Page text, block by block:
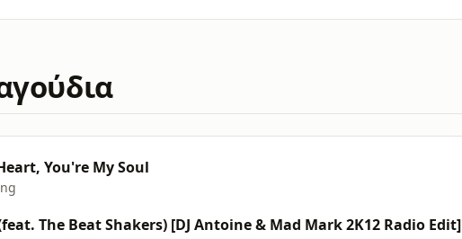
You're My Soul
The Beat Shakers) [DJ Antoine & Mad Mark 2K12 Radio Edit]